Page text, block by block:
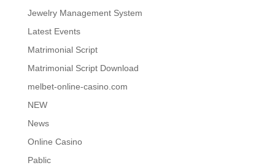
Jewelry Management System
Latest Events
Matrimonial Script
Matrimonial Script Download
melbet-online-casino.com
NEW
News
Online Casino
Pablic